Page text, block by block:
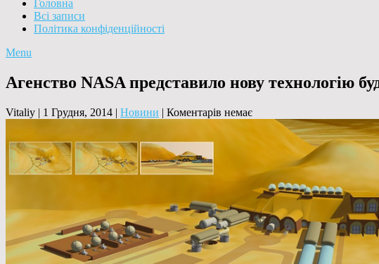
Головна
Всі записи
Політика конфіденційності
Menu
Агенство NASA представило нову технологію
Vitaliy | 1 Грудня, 2014 | Новини | Коментарів немає